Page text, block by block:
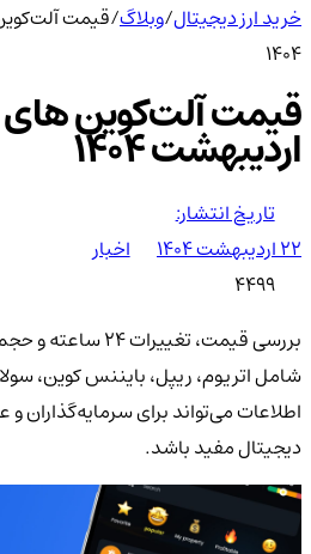
خرید ارز دیجیتال/وبلاگ/
۱۴۰۴
اردیبهشت ۱۴۰۴
تاریخ انتشار:
۲۲ اردیبهشت ۱۴۰۴
اخبار
4499
شامل اتریوم، ریپل، بایننس کوین،
اطلاعات می‌تواند برای سرمایه‌گذاران و
دیجیتال مفید باشد.